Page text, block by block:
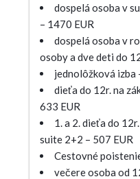
dospelá osoba v
– 1470 EUR
dospelá osoba v
osoby a dve deti do
jednolôžková izba
dieťa do 12r. na
633 EUR
1. a 2. dieťa do
suite 2+2 – 507 EUR
Cestovné
večere osoba od